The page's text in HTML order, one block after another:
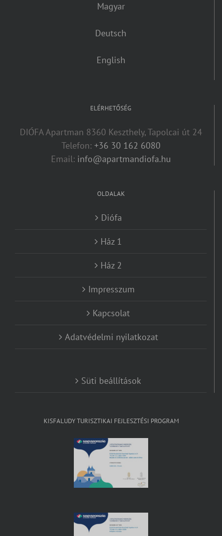
Magyar
Deutsch
English
ELÉRHETŐSÉG
DIÓFA Apartman 8360 Keszthely, Tapolcai út 24
Telefon: +36 30 162 6080
Email: info@apartmandiofa.hu
OLDALAK
Diófa
Ház 1
Ház 2
Impresszum
Kapcsolat
Adatvédelmi nyilatkozat
Süti beállítások
KISFALUDY TURISZTIKAI FEJLESZTÉSI PROGRAM